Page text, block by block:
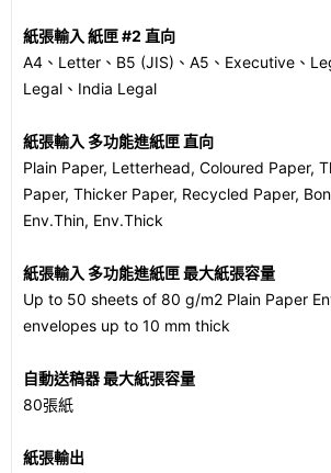
紙張輸入 紙匣 #2 直向
A4、Letter、B5 (JIS)、A5、Executive、
Legal、India Legal
紙張輸入 多功能進紙匣 直向
Plain Paper, Letterhead, Coloured Paper,
Paper, Thicker Paper, Recycled Paper,
Env.Thin, Env.Thick
紙張輸入 多功能進紙匣 最大紙張容量
Up to 50 sheets of 80 g/m2 Plain Paper
envelopes up to 10 mm thick
自動送稿器 最大紙張容量
80張紙
紙張輸出